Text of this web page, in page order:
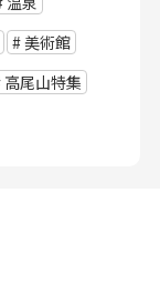
美術館
高尾山特集